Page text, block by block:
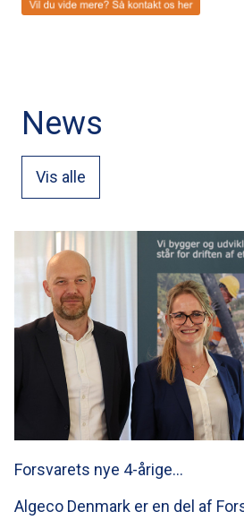
News
Vis alle
Forsvarets nye 4-årige…
Algeco Denmark er en del af